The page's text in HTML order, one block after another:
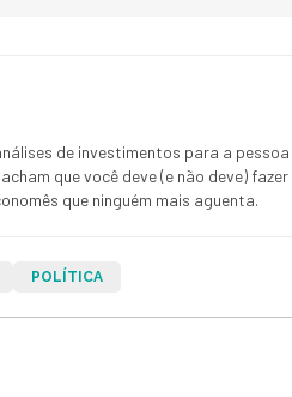
de investimentos para a pessoa
que você deve (e não deve) fazer
que ninguém mais aguenta.
POLÍTICA